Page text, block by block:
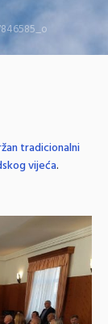
tradicionalni
vijeća.